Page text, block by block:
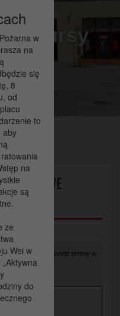
–
SPISowe
w
na
się
8
od
to
aby
na
są
ze
Wsi w
do
stronę Wyświetl stronę w